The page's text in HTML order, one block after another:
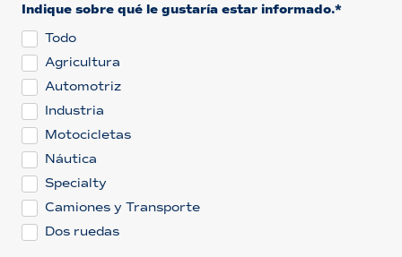
Indique sobre qué le gustaría estar informado.*
Todo
Agricultura
Automotriz
Industria
Motocicletas
Náutica
Specialty
Camiones y Transporte
Dos ruedas